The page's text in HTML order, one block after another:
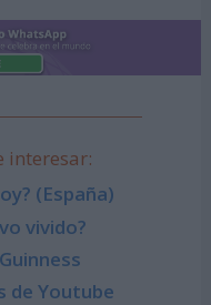
interesar:
(España)
vivido?
de Youtube